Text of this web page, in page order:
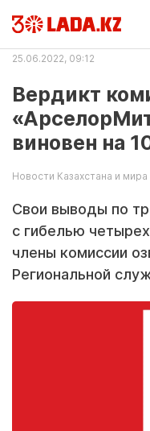
25.06.2022, 09:12
Вердикт
виновен на
Новости Казахстана и мира
Свои выводы по
с гибелью
члены комиссии
Региональной